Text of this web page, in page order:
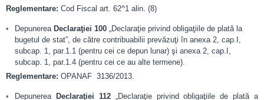
Reglementare: Cod Fiscal art. 62^1 alin. (8)
Depunerea Declaraţiei 100 „Declaraţie privind obligaţiile de plată la
bugetul de stat”, de către contribuabilii prevăzuţi în anexa 2, cap.I,
subcap. 1, par.1.1 (pentru cei ce depun lunar) şi anexa 2, cap.I,
subcap. 1, par.1.4 (pentru cei ce au alte termene).
Reglementare: OPANAF 3136/2013.
Depunerea Declaraţiei 112 „Declaraţie privind obligaţiile de plată a